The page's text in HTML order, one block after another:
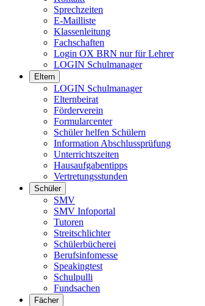
Sprechzeiten
E-Mailliste
Klassenleitung
Fachschaften
Login OX BRN nur für Lehrer
LOGIN Schulmanager
Eltern
LOGIN Schulmanager
Elternbeirat
Förderverein
Formularcenter
Schüler helfen Schülern
Information Abschlussprüfung
Unterrichtszeiten
Hausaufgabentipps
Vertretungsstunden
Schüler
SMV
SMV Infoportal
Tutoren
Streitschlichter
Schülerbücherei
Berufsinfomesse
Speakingtest
Schulpulli
Fundsachen
Fächer